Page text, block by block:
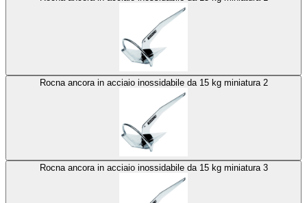
Rocna ancora in acciaio inossidabile da 15 kg miniatura 2
Rocna ancora in acciaio inossidabile da 15 kg miniatura 3